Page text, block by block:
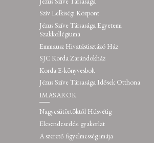
tanulmányok
1894-1896
Kalocsa: a rendi érseki
főgimnázium óraadó
tanára
1898-1902
Szív Lelkiségi Központ
Jézus Szíve Társasága Egyetemi
Szakkollégiuma
Emmausz Hivatástisztázó Ház
SJC Korda Zarándokház
Korda E-könyvesbolt
Jézus Szíve Társasága Idősek Otthona
IMASAROK
Nagycsütörtöktől Húsvétig
Elcsendesedési gyakorlat
A szerető figyelmesség imája